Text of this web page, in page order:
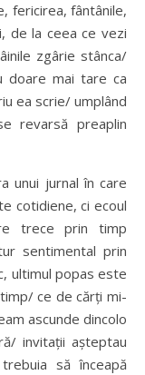
fericirea, fântânile,
de la ceea ce vezi
zgârie stânca/
doare mai tare ca
ea scrie/ umplând
revarsă preaplin
unui jurnal în care
cotidiene, ci ecoul
trece prin timp
sentimental prin
ultimul popas este
ce de cărți mi-
ascunde dincolo
invitații așteptau
să înceapă